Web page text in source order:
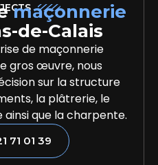
maçonnerie
de-Calais
de maçonnerie
gros œuvre, nous
sur la structure
la plâtrerie, le
que la charpente.
71 01 39